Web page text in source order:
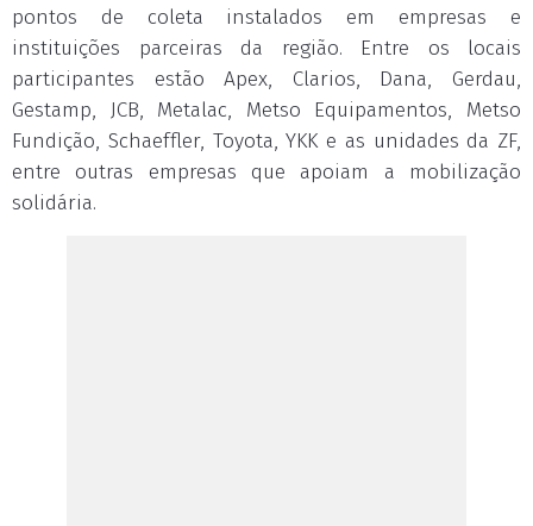
pontos de coleta instalados em empresas e
instituições parceiras da região. Entre os locais
participantes estão Apex, Clarios, Dana, Gerdau,
Gestamp, JCB, Metalac, Metso Equipamentos, Metso
Fundição, Schaeffler, Toyota, YKK e as unidades da ZF,
entre outras empresas que apoiam a mobilização
solidária.